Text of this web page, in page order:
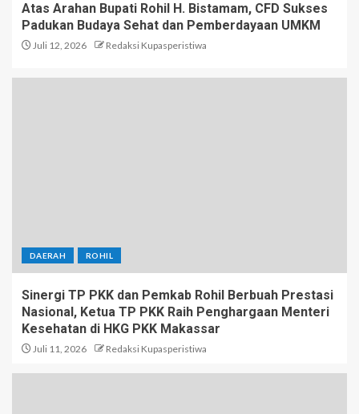
Atas Arahan Bupati Rohil H. Bistamam, CFD Sukses
Padukan Budaya Sehat dan Pemberdayaan UMKM
Juli 12, 2026 Redaksi Kupasperistiwa
DAERAH ROHIL
Sinergi TP PKK dan Pemkab Rohil Berbuah Prestasi
Nasional, Ketua TP PKK Raih Penghargaan Menteri
Kesehatan di HKG PKK Makassar
Juli 11, 2026 Redaksi Kupasperistiwa